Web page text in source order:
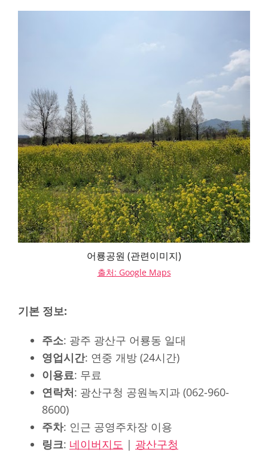
어룡공원 (관련이미지)
출처: Google Maps
기본 정보:
주소: 광주 광산구 어룡동 일대
영업시간: 연중 개방 (24시간)
이용료: 무료
연락처: 광산구청 공원녹지과 (062-960-
8600)
주차: 인근 공영주차장 이용
링크: 네이버지도 | 광산구청